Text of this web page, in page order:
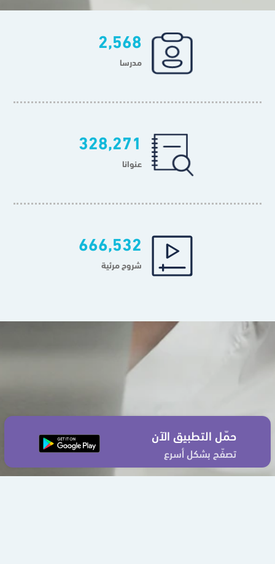
2,568
مدرسا
328,271
عنوانا
666,532
شروح مرئية
حمّل التطبيق الآن
تصفّح بشكل أسرع